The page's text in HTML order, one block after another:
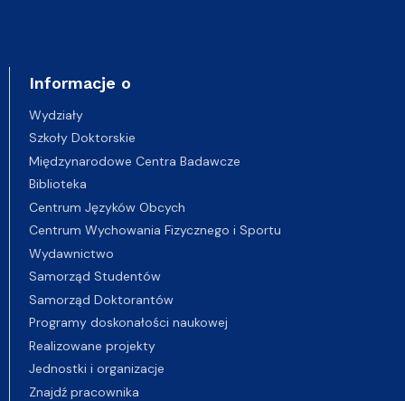
Informacje o
Wydziały
Szkoły Doktorskie
Międzynarodowe Centra Badawcze
Biblioteka
Centrum Języków Obcych
Centrum Wychowania Fizycznego i Sportu
Wydawnictwo
Samorząd Studentów
Samorząd Doktorantów
Programy doskonałości naukowej
Realizowane projekty
Jednostki i organizacje
Znajdź pracownika